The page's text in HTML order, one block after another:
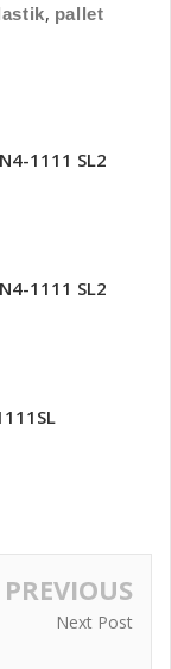
, pallet
1111 SL2
1111 SL2
PREVIOUS
Next Post